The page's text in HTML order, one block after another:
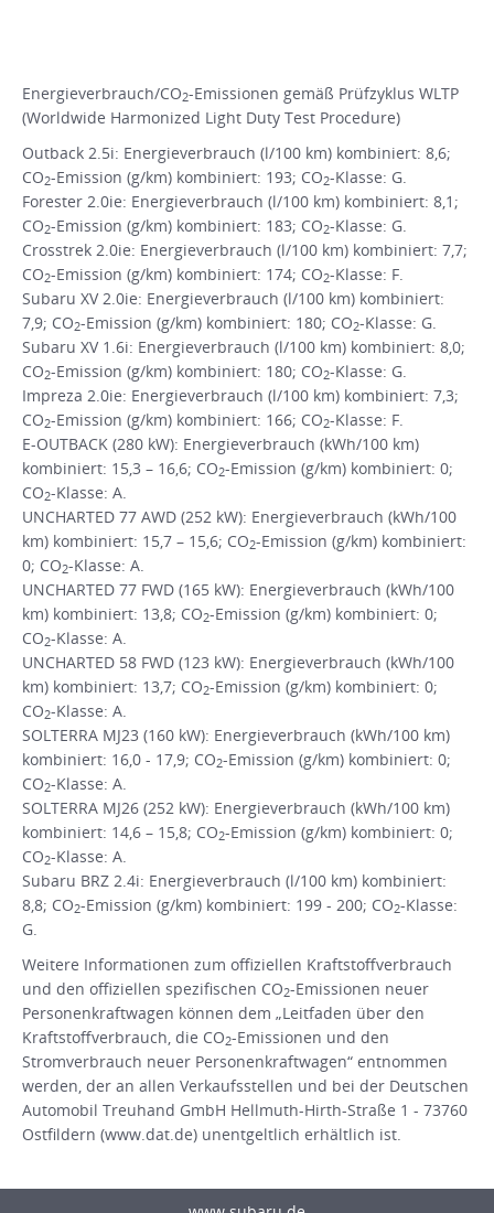
Energieverbrauch/CO2-Emissionen gemäß Prüfzyklus WLTP
(Worldwide Harmonized Light Duty Test Procedure)
Outback 2.5i: Energieverbrauch (l/100 km) kombiniert: 8,6;
CO2-Emission (g/km) kombiniert: 193; CO2-Klasse: G.
Forester 2.0ie: Energieverbrauch (l/100 km) kombiniert: 8,1;
CO2-Emission (g/km) kombiniert: 183; CO2-Klasse: G.
Crosstrek 2.0ie: Energieverbrauch (l/100 km) kombiniert: 7,7;
CO2-Emission (g/km) kombiniert: 174; CO2-Klasse: F.
Subaru XV 2.0ie: Energieverbrauch (l/100 km) kombiniert:
7,9; CO2-Emission (g/km) kombiniert: 180; CO2-Klasse: G.
Subaru XV 1.6i: Energieverbrauch (l/100 km) kombiniert: 8,0;
CO2-Emission (g/km) kombiniert: 180; CO2-Klasse: G.
Impreza 2.0ie: Energieverbrauch (l/100 km) kombiniert: 7,3;
CO2-Emission (g/km) kombiniert: 166; CO2-Klasse: F.
E-OUTBACK (280 kW): Energieverbrauch (kWh/100 km)
kombiniert: 15,3 – 16,6; CO2-Emission (g/km) kombiniert: 0;
CO2-Klasse: A.
UNCHARTED 77 AWD (252 kW): Energieverbrauch (kWh/100
km) kombiniert: 15,7 – 15,6; CO2-Emission (g/km) kombiniert:
0; CO2-Klasse: A.
UNCHARTED 77 FWD (165 kW): Energieverbrauch (kWh/100
km) kombiniert: 13,8; CO2-Emission (g/km) kombiniert: 0;
CO2-Klasse: A.
UNCHARTED 58 FWD (123 kW): Energieverbrauch (kWh/100
km) kombiniert: 13,7; CO2-Emission (g/km) kombiniert: 0;
CO2-Klasse: A.
SOLTERRA MJ23 (160 kW): Energieverbrauch (kWh/100 km)
kombiniert: 16,0 - 17,9; CO2-Emission (g/km) kombiniert: 0;
CO2-Klasse: A.
SOLTERRA MJ26 (252 kW): Energieverbrauch (kWh/100 km)
kombiniert: 14,6 – 15,8; CO2-Emission (g/km) kombiniert: 0;
CO2-Klasse: A.
Subaru BRZ 2.4i: Energieverbrauch (l/100 km) kombiniert:
8,8; CO2-Emission (g/km) kombiniert: 199 - 200; CO2-Klasse:
G.
Weitere Informationen zum offiziellen Kraftstoffverbrauch
und den offiziellen spezifischen CO2-Emissionen neuer
Personenkraftwagen können dem „Leitfaden über den
Kraftstoffverbrauch, die CO2-Emissionen und den
Stromverbrauch neuer Personenkraftwagen“ entnommen
werden, der an allen Verkaufsstellen und bei der Deutschen
Automobil Treuhand GmbH Hellmuth-Hirth-Straße 1 - 73760
Ostfildern (www.dat.de) unentgeltlich erhältlich ist.